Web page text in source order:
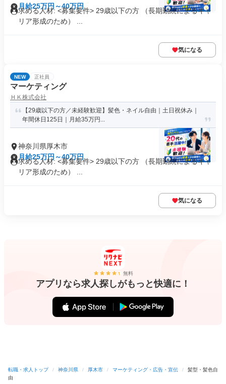
月給25万円～40万円
求める人材: <募集要件> 29歳以下の方 （長期勤続によるキャ
リア形成のため） ...
気になる
NEW 正社員
マーケティング
ＨＫ株式会社
【29歳以下の方／未経験歓迎】髪色・ネイル自由｜土日祝休み｜
年間休日125日｜月給35万円...
神奈川県厚木市
月給25万円～40万円
求める人材: <募集要件> 29歳以下の方 （長期勤続によるキャ
リア形成のため） ...
気になる
無料
アプリなら求人探しがもっと快適に！
転職・求人トップ / 神奈川県 / 厚木市 / マーケティング・広告・宣伝 /
髪型・髪色自
由